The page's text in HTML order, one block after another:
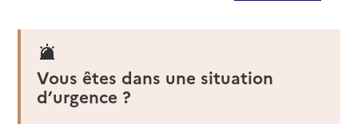
Vous êtes dans une situation
d’urgence ?